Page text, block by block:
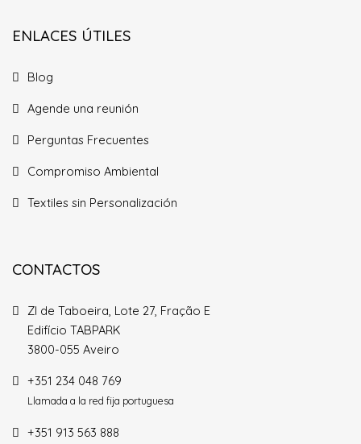
ENLACES ÚTILES
Blog
Agende una reunión
Perguntas Frecuentes
Compromiso Ambiental
Textiles sin Personalización
CONTACTOS
ZI de Taboeira, Lote 27, Fração E
Edifício TABPARK
3800-055 Aveiro
+351 234 048 769
Llamada a la red fija portuguesa
+351 913 563 888